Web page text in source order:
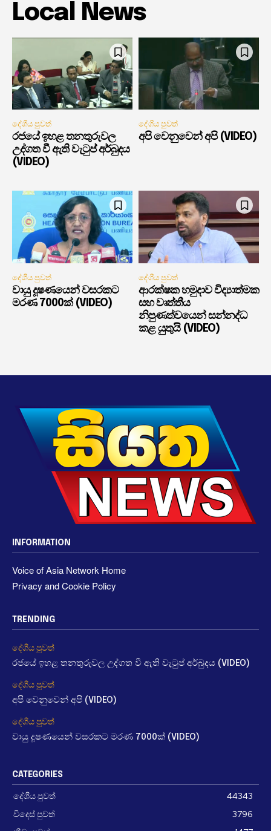
Local News
දේශීය පුවත්
රජයේ ඉහළ තනතුරුවල
උද්ගත වී ඇති වැටුප් අර්බුදය
(VIDEO)
දේශීය පුවත්
අපි වෙනුවෙන් අපි (VIDEO)
දේශීය පුවත්
වායු දූෂණයෙන් වසරකට
මරණ 7000ක් (VIDEO)
දේශීය පුවත්
ආරක්ෂක හමුදාව විද්‍යාත්මක
සහ වෘත්තීය
නිපුණත්වයෙන් සන්නද්ධ
කළ යුතුයි (VIDEO)
INFORMATION
Voice of Asia Network Home
Privacy and Cookie Policy
TRENDING
දේශීය පුවත්
රජයේ ඉහළ තනතුරුවල උද්ගත වී ඇති වැටුප් අර්බුදය (VIDEO)
දේශීය පුවත්
අපි වෙනුවෙන් අපි (VIDEO)
දේශීය පුවත්
වායු දූෂණයෙන් වසරකට මරණ 7000ක් (VIDEO)
CATEGORIES
දේශීය පුවත්
44343
විදෙස් පුවත්
3796